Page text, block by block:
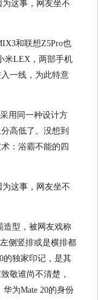
和联想Z5Pro也
米LEX，两部手机
一线，为此特意
用同一种设计方
高低了。没想到
：浴霸不能的四
造型，被网友戏称
侧竖排或是横排都
的独家印记，是其
敬谁尚不清楚，
为Mate 20的身份